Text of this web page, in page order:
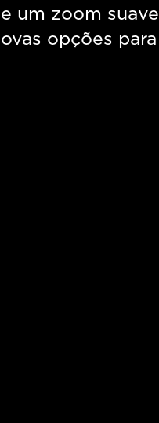
um zoom suave
opções para